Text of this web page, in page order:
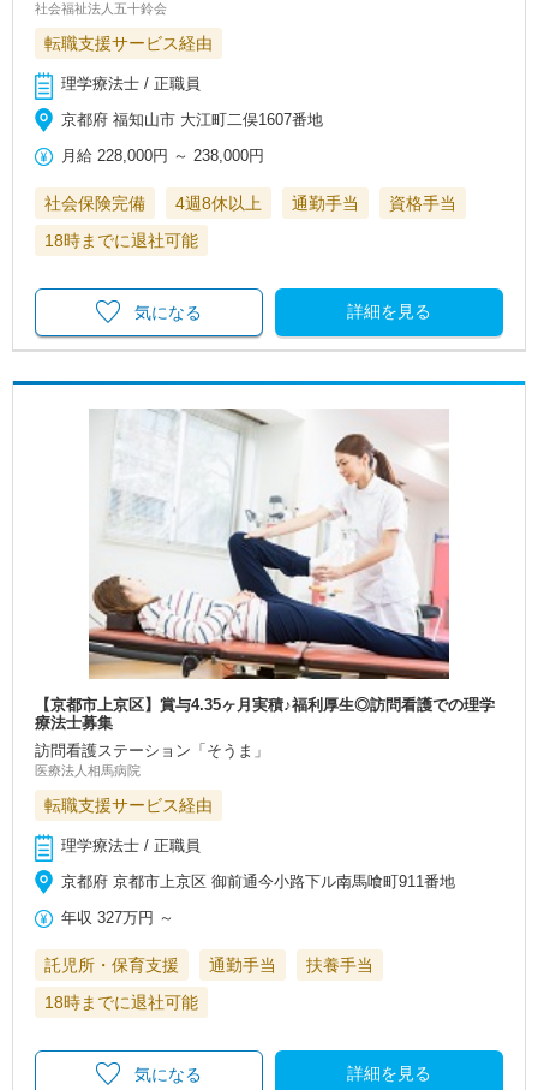
社会福祉法人五十鈴会
転職支援サービス経由
理学療法士 / 正職員
京都府 福知山市 大江町二俣1607番地
月給 228,000円 ～238,000円
社会保険完備 4週8休以上 通勤手当
資格手当
18時までに退社可能
詳細を見る
気になる
【京都市上京区】賞与4.35ヶ月実積♪福利厚生◎訪問看護での理学
療法士募集
訪問看護ステーション「そうま」
医療法人相馬病院
転職支援サービス経由
理学療法士 / 正職員
京都府 京都市上京区 御前通今小路下ル南馬喰町911番地
年収 327万円 ～
託児所・保育支援 通勤手当
扶養手当
18時までに退社可能
詳細を見る
気になる